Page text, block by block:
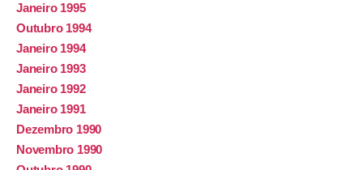
Janeiro 1995
Outubro 1994
Janeiro 1994
Janeiro 1993
Janeiro 1992
Janeiro 1991
Dezembro 1990
Novembro 1990